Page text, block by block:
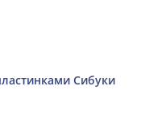
Сибуки